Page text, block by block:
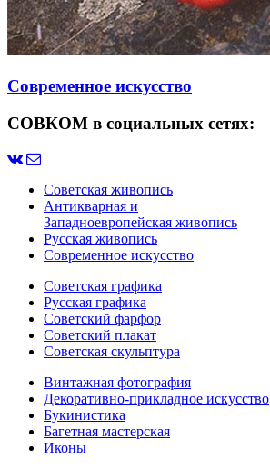
Современное искусство
СОВКОМ в социальных сетях:
Советская живопись
Антикварная и
Западноевропейская живопись
Русская живопись
Современное искусство
Советская графика
Русская графика
Советский фарфор
Советский плакат
Советская скульптура
Винтажная фотография
Декоративно-прикладное искусство
Букинистика
Багетная мастерская
Иконы